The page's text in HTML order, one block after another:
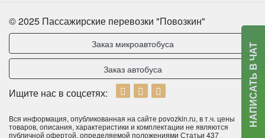
Количество мест:20
Цена от:2200 руб/час
© 2025 Пассажирские перевозки "Повозкин"
Заказ микроавтобуса
Заказ автобуса
Ищите нас в соцсетях:
Вся информация, опубликованная на сайте povozkin.ru, в т.ч. цены
товаров, описания, характеристики и комплектации не являются
публичной офертой, определяемой положениями Статьи 437
НАПИСАТЬ В ЧАТ